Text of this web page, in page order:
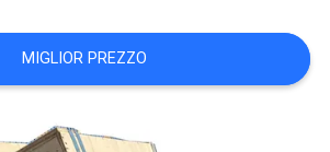
MIGLIOR PREZZO